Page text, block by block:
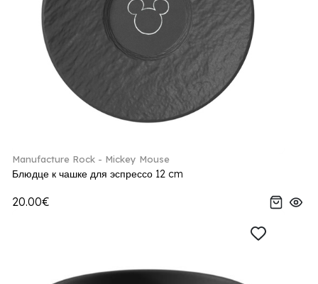
Manufacture Rock - Mickey Mouse
Блюдце к чашке для эспрессо 12 cm
20.00€